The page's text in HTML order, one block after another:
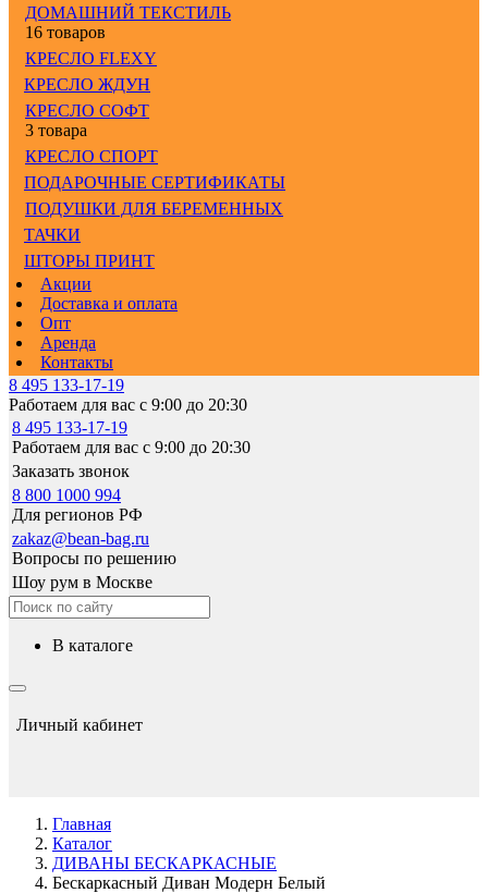
ДОМАШНИЙ ТЕКСТИЛЬ
16 товаров
КРЕСЛО FLEXY
КРЕСЛО ЖДУН
КРЕСЛО СОФТ
3 товара
КРЕСЛО СПОРТ
ПОДАРОЧНЫЕ СЕРТИФИКАТЫ
ПОДУШКИ ДЛЯ БЕРЕМЕННЫХ
ТАЧКИ
ШТОРЫ ПРИНТ
Акции
Доставка и оплата
Опт
Аренда
Контакты
8 495 133-17-19
Работаем для вас с 9:00 до 20:30
8 495 133-17-19
Работаем для вас с 9:00 до 20:30
Заказать звонок
8 800 1000 994
Для регионов РФ
zakaz@bean-bag.ru
Вопросы по решению
Шоу рум в Москве
в каталоге
Личный кабинет
Главная
Каталог
ДИВАНЫ БЕСКАРКАСНЫЕ
Бескаркасный Диван Модерн Белый